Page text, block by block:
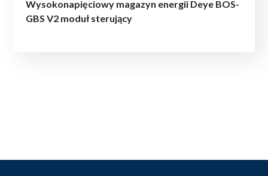
Wysokonapięciowy magazyn energii Deye BOS-
GBS V2 moduł sterujący